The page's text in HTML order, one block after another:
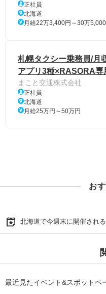
正社員
北海道
月給22万3,400円～30万
札幌タクシー乗務員/月
アプリ3種×RASORA専
まこと交通株式会社
正社員
北海道
月給25万円～50万円
お
北海道で今週末に開催され
最近見たイベント&スポットペ